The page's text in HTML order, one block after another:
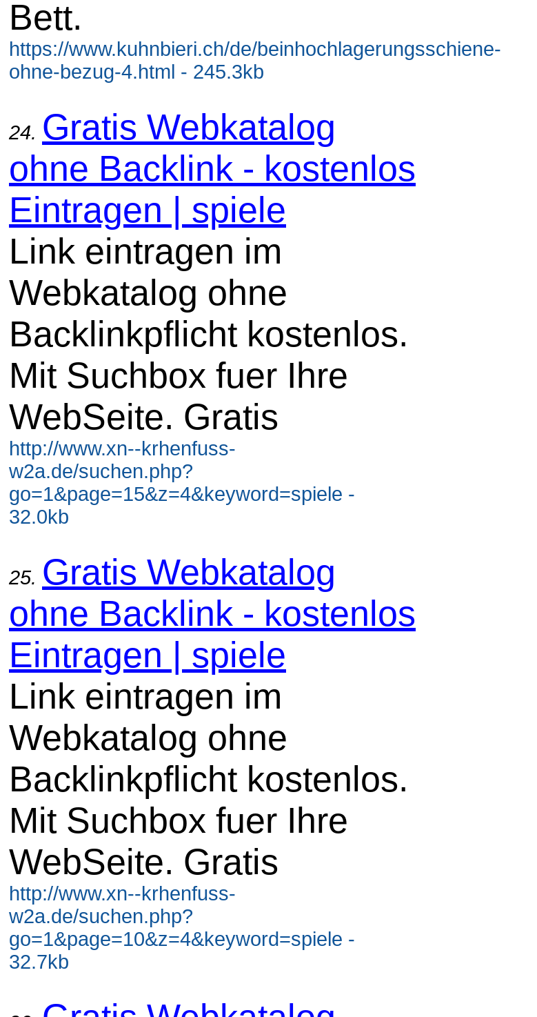
Bett.
https://www.kuhnbieri.ch/de/beinhochlagerungsschiene-
ohne-bezug-4.html - 245.3kb
24. Gratis Webkatalog
ohne Backlink - kostenlos
Eintragen | spiele
Link eintragen im
Webkatalog ohne
Backlinkpflicht kostenlos.
Mit Suchbox fuer Ihre
WebSeite. Gratis
http://www.xn--krhenfuss-
w2a.de/suchen.php?
go=1&page=15&z=4&keyword=spiele -
32.0kb
25. Gratis Webkatalog
ohne Backlink - kostenlos
Eintragen | spiele
Link eintragen im
Webkatalog ohne
Backlinkpflicht kostenlos.
Mit Suchbox fuer Ihre
WebSeite. Gratis
http://www.xn--krhenfuss-
w2a.de/suchen.php?
go=1&page=10&z=4&keyword=spiele -
32.7kb